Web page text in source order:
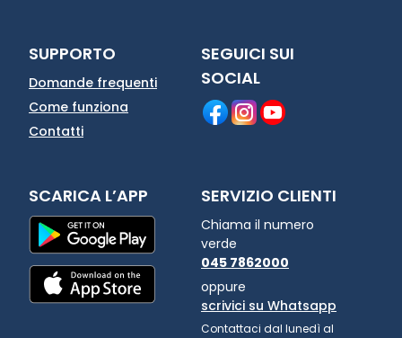
SUPPORTO
Domande frequenti
Come funziona
Contatti
SEGUICI SUI
SOCIAL
SCARICA L’APP SERVIZIO CLIENTI
Chiama il numero
verde
045 7862000
oppure
scrivici su Whatsapp
Contattaci dal lunedì al